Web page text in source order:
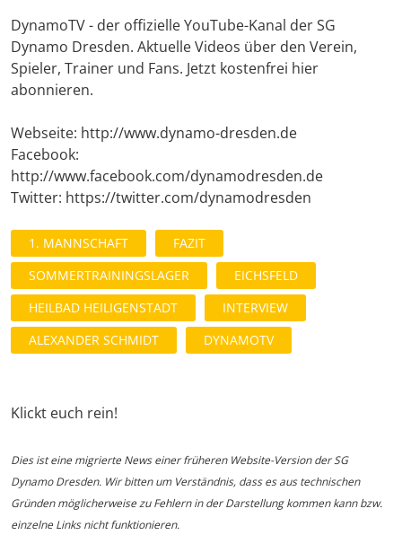
DynamoTV - der offizielle YouTube-Kanal der SG
Dynamo Dresden. Aktuelle Videos über den Verein,
Spieler, Trainer und Fans. Jetzt kostenfrei hier
abonnieren.
Webseite: http://www.dynamo-dresden.de
Facebook:
http://www.facebook.com/dynamodresden.de
Twitter: https://twitter.com/dynamodresden
1. MANNSCHAFT
FAZIT
SOMMERTRAININGSLAGER
EICHSFELD
HEILBAD HEILIGENSTADT
INTERVIEW
ALEXANDER SCHMIDT
DYNAMOTV
Klickt euch rein!
Dies ist eine migrierte News einer früheren Website-Version der SG
Dynamo Dresden. Wir bitten um Verständnis, dass es aus technischen
Gründen möglicherweise zu Fehlern in der Darstellung kommen kann bzw.
einzelne Links nicht funktionieren.